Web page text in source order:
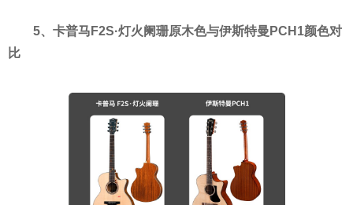
5、卡普马F2S·灯火阑珊原木色与伊斯特曼PCH1颜色对
比